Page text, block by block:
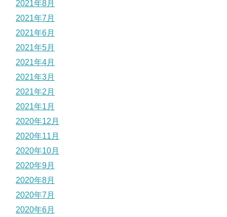
2021年8月
2021年7月
2021年6月
2021年5月
2021年4月
2021年3月
2021年2月
2021年1月
2020年12月
2020年11月
2020年10月
2020年9月
2020年8月
2020年7月
2020年6月